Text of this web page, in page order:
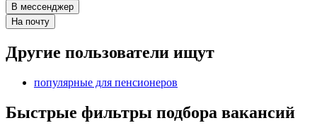
В мессенджер
На почту
Другие пользователи ищут
популярные для пенсионеров
Быстрые фильтры подбора вакансий